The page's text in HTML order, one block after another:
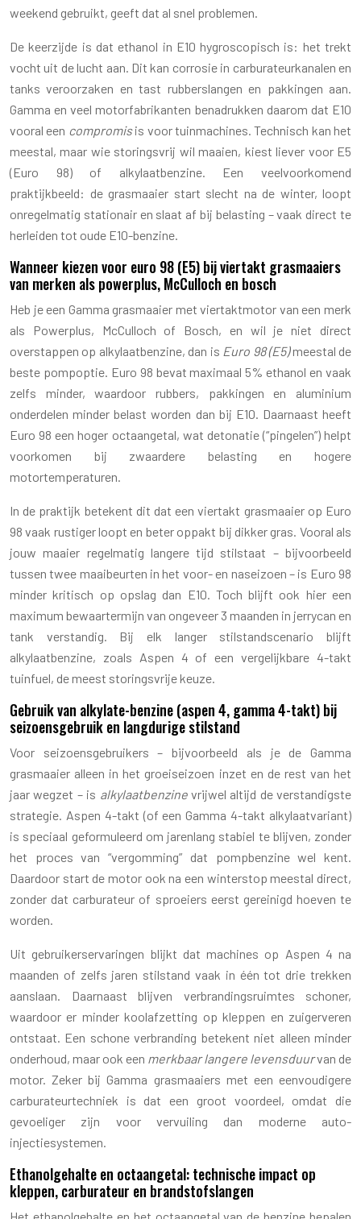
weekend gebruikt, geeft dat al snel problemen.
De keerzijde is dat ethanol in E10 hygroscopisch is: het trekt
vocht uit de lucht aan. Dit kan corrosie in carburateurkanalen en
tanks veroorzaken en tast rubberslangen en pakkingen aan.
Gamma en veel motorfabrikanten benadrukken daarom dat E10
vooral een compromisis voor tuinmachines. Technisch kan het
meestal, maar wie storingsvrij wil maaien, kiest liever voor E5
(Euro 98) of alkylaatbenzine. Een veelvoorkomend
praktijkbeeld: de grasmaaier start slecht na de winter, loopt
onregelmatig stationair en slaat af bij belasting – vaak direct te
herleiden tot oude E10-benzine.
Wanneer kiezen voor euro 98 (E5) bij viertakt grasmaaiers
van merken als powerplus, McCulloch en bosch
Heb je een Gamma grasmaaier met viertaktmotor van een merk
als Powerplus, McCulloch of Bosch, en wil je niet direct
overstappen op alkylaatbenzine, dan is Euro 98 (E5)meestal de
beste pompoptie. Euro 98 bevat maximaal 5% ethanol en vaak
zelfs minder, waardoor rubbers, pakkingen en aluminium
onderdelen minder belast worden dan bij E10. Daarnaast heeft
Euro 98 een hoger octaangetal, wat detonatie (“pingelen”) helpt
voorkomen bij zwaardere belasting en hogere
motortemperaturen.
In de praktijk betekent dit dat een viertakt grasmaaier op Euro
98 vaak rustiger loopt en beter oppakt bij dikker gras. Vooral als
jouw maaier regelmatig langere tijd stilstaat – bijvoorbeeld
tussen twee maaibeurten in het voor- en naseizoen – is Euro 98
minder kritisch op opslag dan E10. Toch blijft ook hier een
maximum bewaartermijn van ongeveer 3 maanden in jerrycan en
tank verstandig. Bij elk langer stilstandscenario blijft
alkylaatbenzine, zoals Aspen 4 of een vergelijkbare 4-takt
tuinfuel, de meest storingsvrije keuze.
Gebruik van alkylate-benzine (aspen 4, gamma 4-takt) bij
seizoensgebruik en langdurige stilstand
Voor seizoensgebruikers – bijvoorbeeld als je de Gamma
grasmaaier alleen in het groeiseizoen inzet en de rest van het
jaar wegzet – is alkylaatbenzinevrijwel altijd de verstandigste
strategie. Aspen 4-takt (of een Gamma 4-takt alkylaatvariant)
is speciaal geformuleerd om jarenlang stabiel te blijven, zonder
het proces van “vergomming” dat pompbenzine wel kent.
Daardoor start de motor ook na een winterstop meestal direct,
zonder dat carburateur of sproeiers eerst gereinigd hoeven te
worden.
Uit gebruikerservaringen blijkt dat machines op Aspen 4 na
maanden of zelfs jaren stilstand vaak in één tot drie trekken
aanslaan. Daarnaast blijven verbrandingsruimtes schoner,
waardoor er minder koolafzetting op kleppen en zuigerveren
ontstaat. Een schone verbranding betekent niet alleen minder
onderhoud, maar ook een merkbaar langere levensduurvan de
motor. Zeker bij Gamma grasmaaiers met een eenvoudigere
carburateurtechniek is dat een groot voordeel, omdat die
gevoeliger zijn voor vervuiling dan moderne auto-
injectiesystemen.
Ethanolgehalte en octaangetal: technische impact op
kleppen, carburateur en brandstofslangen